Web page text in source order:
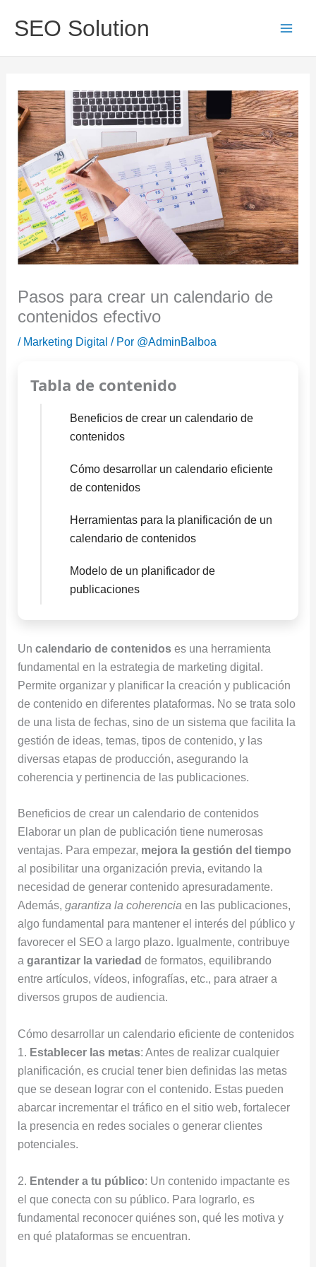
SEO Solution
Pasos para crear un calendario de
contenidos efectivo
/ Marketing Digital / Por @AdminBalboa
Tabla de contenido
Beneficios de crear un calendario de
contenidos
Cómo desarrollar un calendario eficiente
de contenidos
Herramientas para la planificación de un
calendario de contenidos
Modelo de un planificador de
publicaciones
Un calendario de contenidoses una herramienta
fundamental en la estrategia de marketing digital.
Permite organizar y planificar la creación y publicación
de contenido en diferentes plataformas. No se trata solo
de una lista de fechas, sino de un sistema que facilita la
gestión de ideas, temas, tipos de contenido, y las
diversas etapas de producción, asegurando la
coherencia y pertinencia de las publicaciones.
Beneficios de crear un calendario de contenidos
Elaborar un plan de publicación tiene numerosas
ventajas. Para empezar, mejora la gestión del tiempo
al posibilitar una organización previa, evitando la
necesidad de generar contenido apresuradamente.
Además, garantiza la coherenciaen las publicaciones,
algo fundamental para mantener el interés del público y
favorecer el SEO a largo plazo. Igualmente, contribuye
a garantizar la variedad de formatos, equilibrando
entre artículos, vídeos, infografías, etc., para atraer a
diversos grupos de audiencia.
Cómo desarrollar un calendario eficiente de contenidos
1. Establecer las metas: Antes de realizar cualquier
planificación, es crucial tener bien definidas las metas
que se desean lograr con el contenido. Estas pueden
abarcar incrementar el tráfico en el sitio web, fortalecer
la presencia en redes sociales o generar clientes
potenciales.
2. Entender a tu público: Un contenido impactante es
el que conecta con su público. Para lograrlo, es
fundamental reconocer quiénes son, qué les motiva y
en qué plataformas se encuentran.